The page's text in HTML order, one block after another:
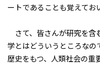
ートであることも覚えてお
さて、皆さんが研究を含
学とはどういうところなの
歴史をもつ、人類社会の重